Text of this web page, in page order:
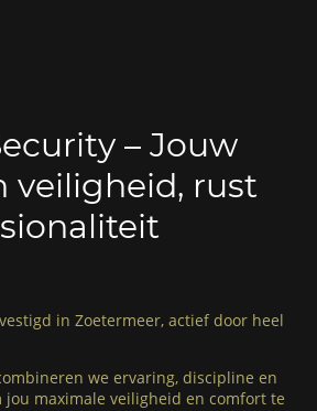
– Jouw
veiligheid, rust
in Zoetermeer, actief door heel
we ervaring, discipline en
maximale veiligheid en comfort te